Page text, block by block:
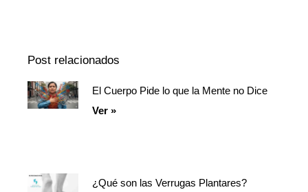
Pódcast
Post relacionados
El Cuerpo Pide lo que la Mente no Dice
Ver »
¿Qué son las Verrugas Plantares?
PáginaPágina
Página